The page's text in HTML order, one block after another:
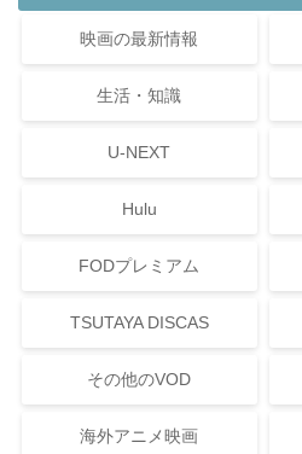
映画の最新情報
生活・知識
U-NEXT
Hulu
FODプレミアム
TSUTAYA DISCAS
その他のVOD
海外アニメ映画